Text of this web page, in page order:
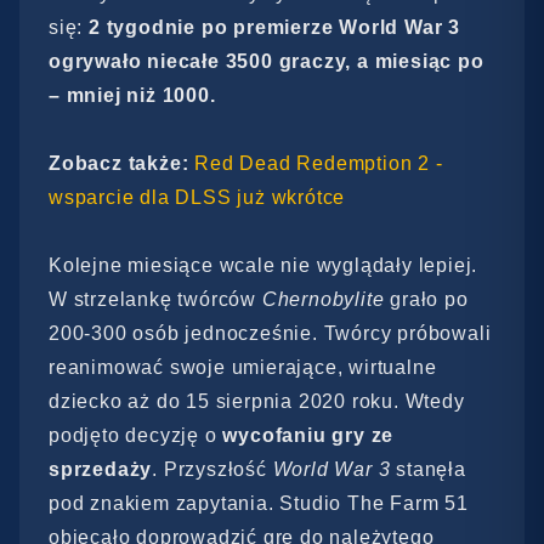
się: 2 tygodnie po premierze World War 3
ogrywało niecałe 3500 graczy, a miesiąc po
– mniej niż 1000.
Zobacz także: Red Dead Redemption 2 -
wsparcie dla DLSS już wkrótce
Kolejne miesiące wcale nie wyglądały lepiej.
W strzelankę twórców Chernobylite grało po
200-300 osób jednocześnie. Twórcy próbowali
reanimować swoje umierające, wirtualne
dziecko aż do 15 sierpnia 2020 roku. Wtedy
podjęto decyzję o wycofaniu gry ze
sprzedaży. Przyszłość World War 3stanęła
pod znakiem zapytania. Studio The Farm 51
obiecało doprowadzić grę do należytego